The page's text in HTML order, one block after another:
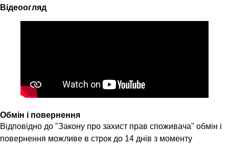
Відеоогляд
Обмін і повернення
Відповідно до "Закону про захист прав споживача" обмін і
повернення можливе в строк до 14 днів з моменту